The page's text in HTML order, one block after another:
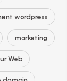
wordpress
marketing
Web